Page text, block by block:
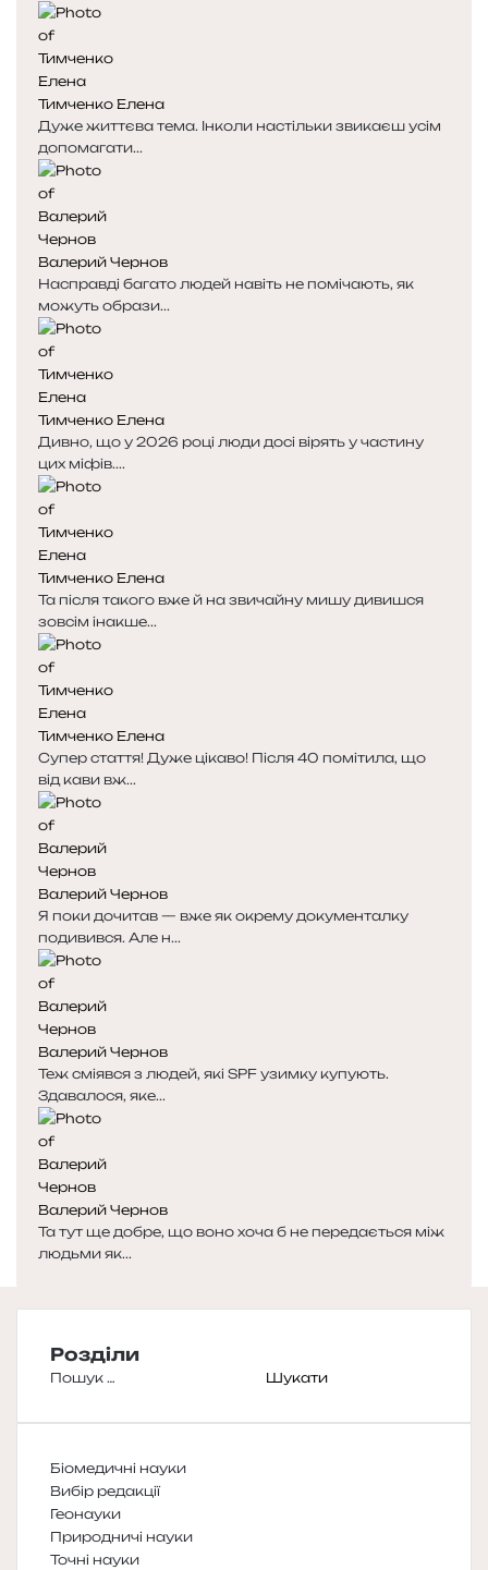
Тимченко Елена
Дуже життєва тема. Інколи настільки звикаєш усім
допомагати...
Валерий Чернов
Насправді багато людей навіть не помічають, як
можуть образи...
Тимченко Елена
Дивно, що у 2026 році люди досі вірять у частину
цих міфів....
Тимченко Елена
Та після такого вже й на звичайну мишу дивишся
зовсім інакше...
Тимченко Елена
Супер стаття! Дуже цікаво! Після 40 помітила, що
від кави вж...
Валерий Чернов
Я поки дочитав — вже як окрему документалку
подивився. Але н...
Валерий Чернов
Теж сміявся з людей, які SPF узимку купують.
Здавалося, яке...
Валерий Чернов
Та тут ще добре, що воно хоча б не передається між
людьми як...
Розділи
Пошук:
Біомедичні науки
Вибір редакції
Геонауки
Природничі науки
Точні науки